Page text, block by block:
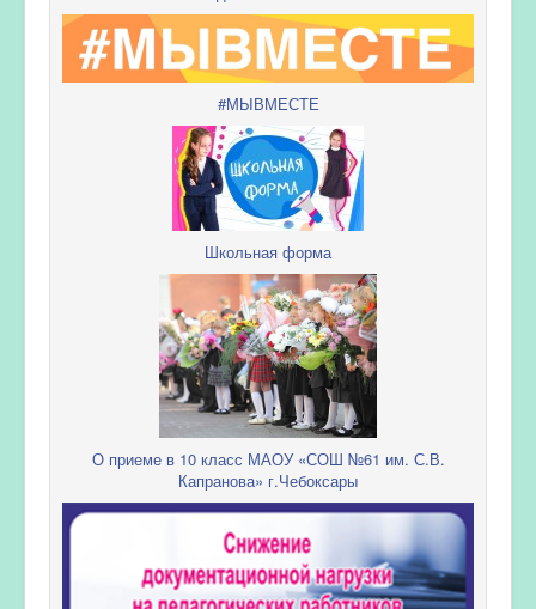
#МЫВМЕСТЕ
Школьная форма
О приеме в 10 класс МАОУ «СОШ №61 им. С.В.
Капранова» г.Чебоксары